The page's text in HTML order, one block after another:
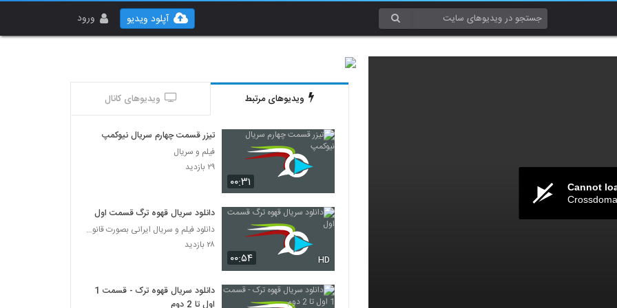
ورود آپلود ویدیو
Cannot
ویدیوهای مرتبط ویدیوهای کانال
۰۰:۳۱
تیزر قسمت چهارم سریال نیوکمپ
فیلم و سریال
۲۹ بازدید
۰۰:۵۴ HD
دانلود سریال قهوه ترگ قسمت اول
دانلود فیلم و سریال ایرانی بصورت قانونی
۲۸ بازدید
دانلود سریال قهوه ترک - قسمت 1
اول تا 2 دوم